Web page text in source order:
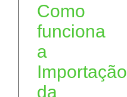
Como
funciona
a
Importação
da